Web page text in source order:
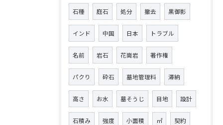
石種 庭石 処分 撤去 黒御影
インド 中国 日本 トラブル
名前 岩石 花崗岩 著作権
パクり 砕石 墓地管理料 滞納
高さ お水 墓そうじ 目地 設計
石積み 強度 小面積 ㎡ 契約